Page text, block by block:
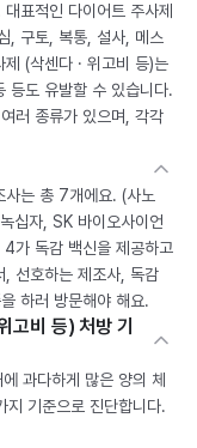
표적인 다이어트 주사제
, 구토, 복통, 설사, 메스
(삭센다 · 위고비 등)는
등도 유발할 수 있습니다.
러 종류가 있으며, 각각
사는 총 7개에요. (사노
십자, SK 바이오사이언
가 독감 백신을 제공하고
, 선호하는 제조사, 독감
하러 방문해야 해요.
고비 등) 처방 기
과다하게 많은 양의 체
지 기준으로 진단합니다.